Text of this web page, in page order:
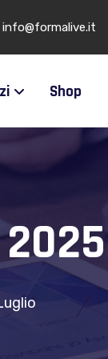
info@formalive.it
Shop